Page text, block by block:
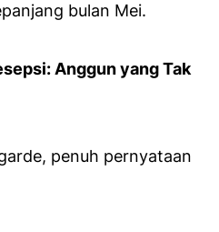
bulan Mei.
Anggun yang Tak
penuh pernyataan